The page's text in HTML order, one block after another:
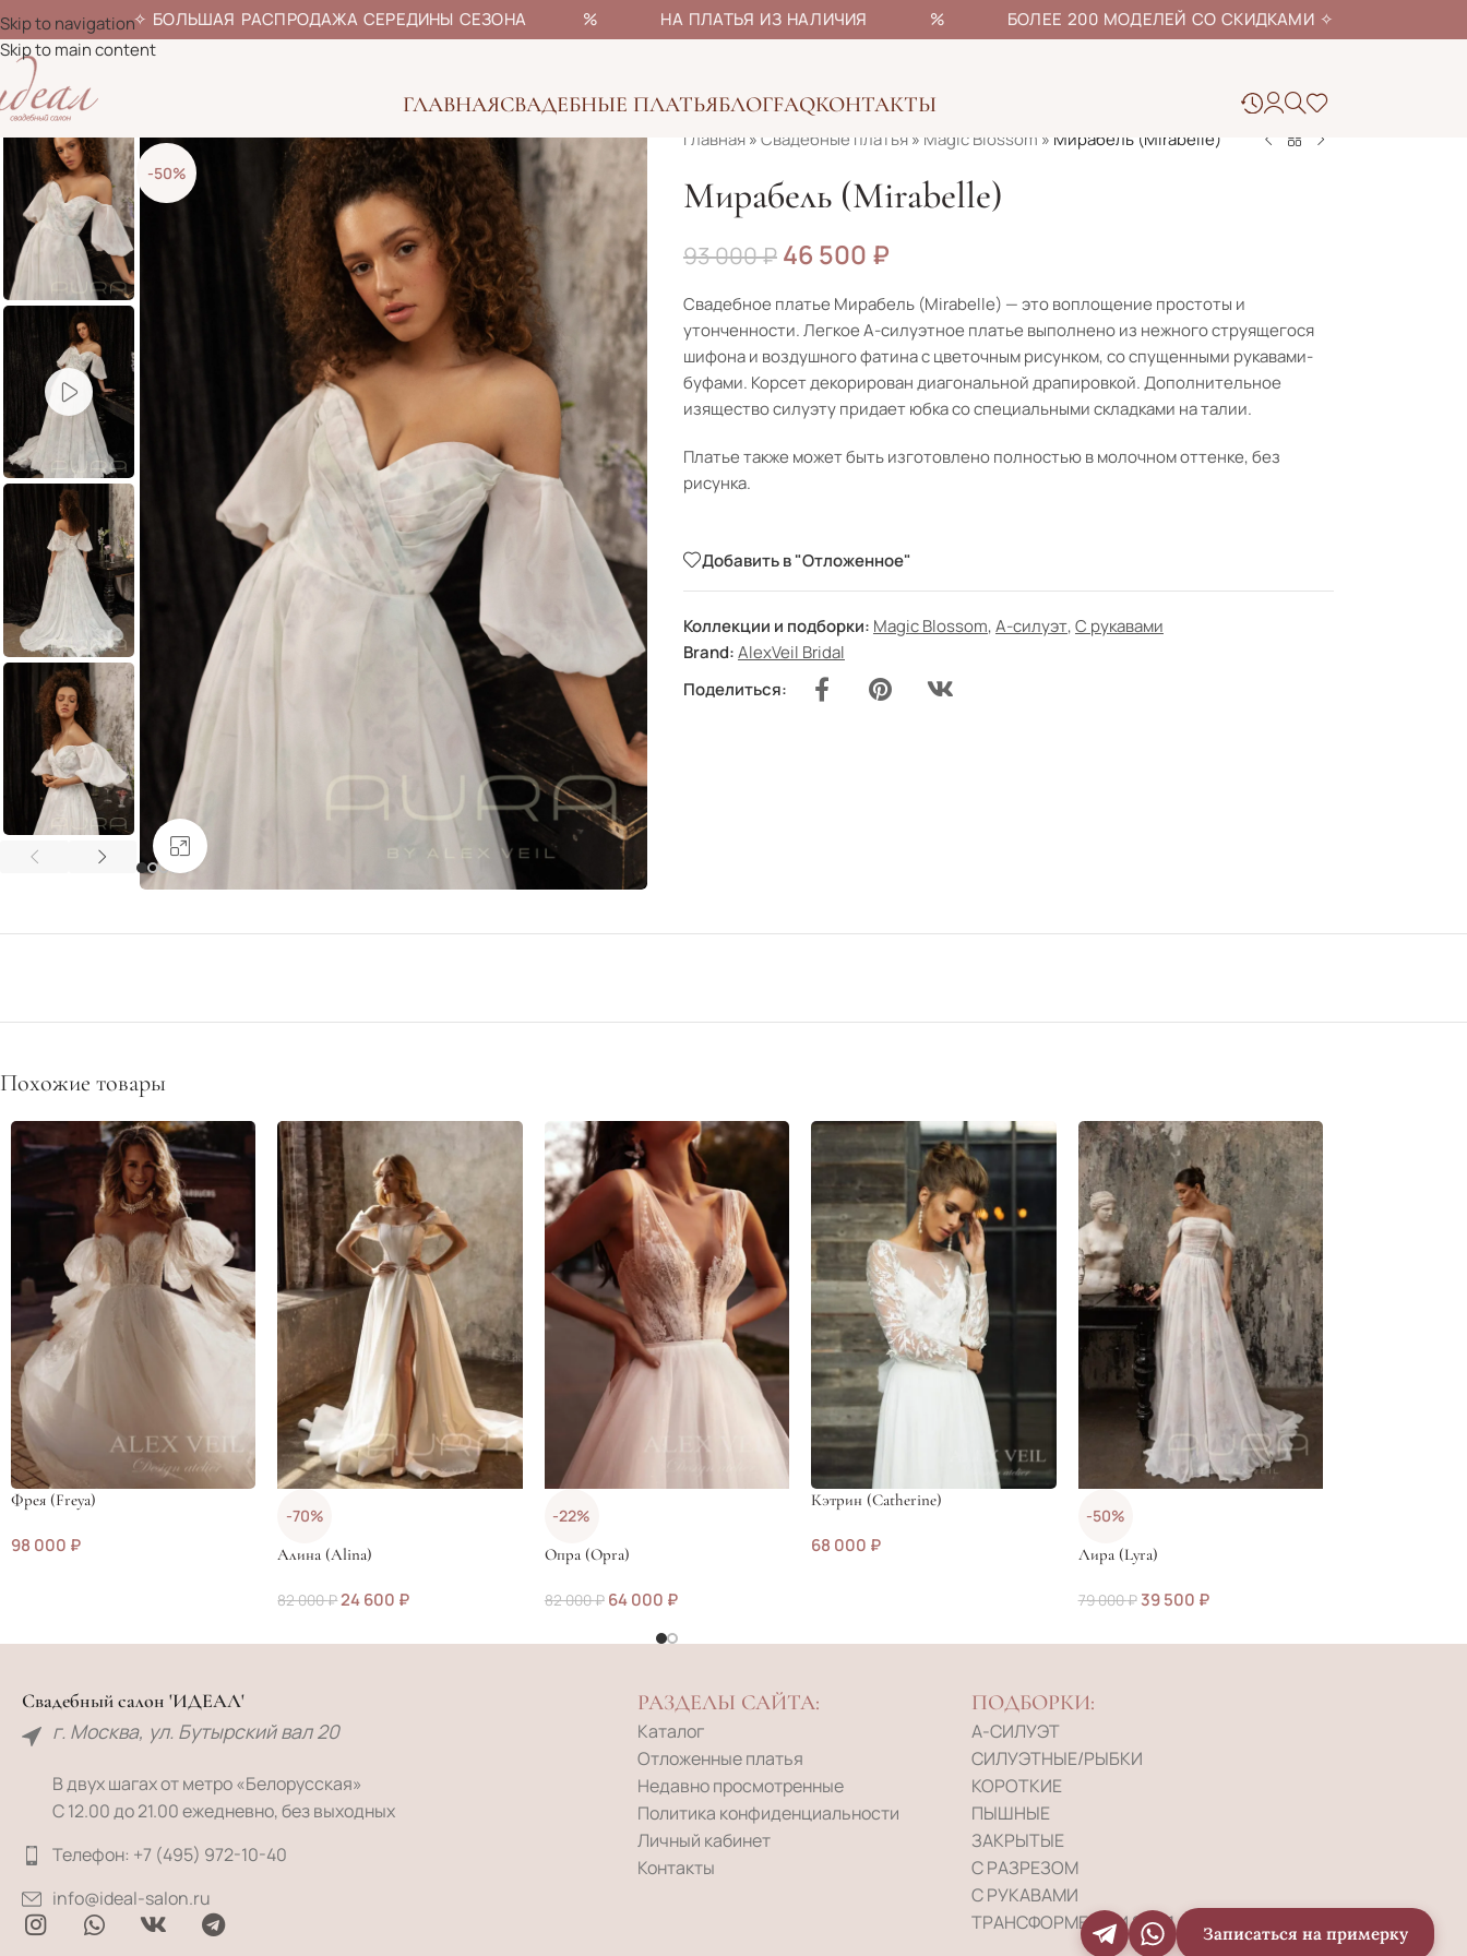
✧ БОЛЬШАЯ РАСПРОДАЖА СЕРЕДИНЫ СЕЗОНА % НА ПЛАТЬЯ ИЗ НАЛИЧИЯ % БОЛЕЕ 200 МОДЕЛЕЙ СО СКИДКАМИ✧
Skip to navigation
Skip to main content
ГЛАВНАЯСВАДЕБНЫЕ ПЛАТЬЯБЛОГFAQКОНТАКТЫ
-50%
Главная»Свадебные платья» Magic Blossom » Мирабель (Mirabelle)
Мирабель (Mirabelle)
93 000₽ 46 500 ₽
Свадебное платье Мирабель (Mirabelle) — это воплощение простоты и
утонченности. Легкое А-силуэтное платье выполнено из нежного струящегося
шифона и воздушного фатина с цветочным рисунком, со спущенными рукавами-
буфами. Корсет декорирован диагональной драпировкой. Дополнительное
изящество силуэту придает юбка со специальными складками на талии.
Платье также может быть изготовлено полностью в молочном оттенке, без
рисунка.
Добавить в "Отложенное"
Коллекции и подборки: Magic Blossom,А-силуэт,С рукавами
Brand:AlexVeil Bridal
Поделиться:
Похожие товары
Фрея (Freya)
98 000 ₽
-70%
Алина (Alina)
82 000₽24 600 ₽
-22%
Опра (Opra)
82 000₽ 64 000 ₽
Кэтрин (Catherine)
68 000 ₽
-50%
Лира (Lyra)
79 000₽ 39 500 ₽
Свадебный салон 'ИДЕАЛ'
г. Москва, ул. Бутырский вал 20
В двух шагах от метро «Белорусская»
С 12.00 до 21.00 ежедневно, без выходных
Телефон: +7 (495) 972-10-40
info@ideal-salon.ru
РАЗДЕЛЫ САЙТА:
Каталог
Отложенные платья
Недавно просмотренные
Политика конфиденциальности
Личный кабинет
Контакты
ПОДБОРКИ:
А-СИЛУЭТ
СИЛУЭТНЫЕ/РЫБКИ
КОРОТКИЕ
ПЫШНЫЕ
ЗАКРЫТЫЕ
С РАЗРЕЗОМ
С РУКАВАМИ
ТРАНСФОРМЕРЫ И 2-В-1
Записаться на примерку